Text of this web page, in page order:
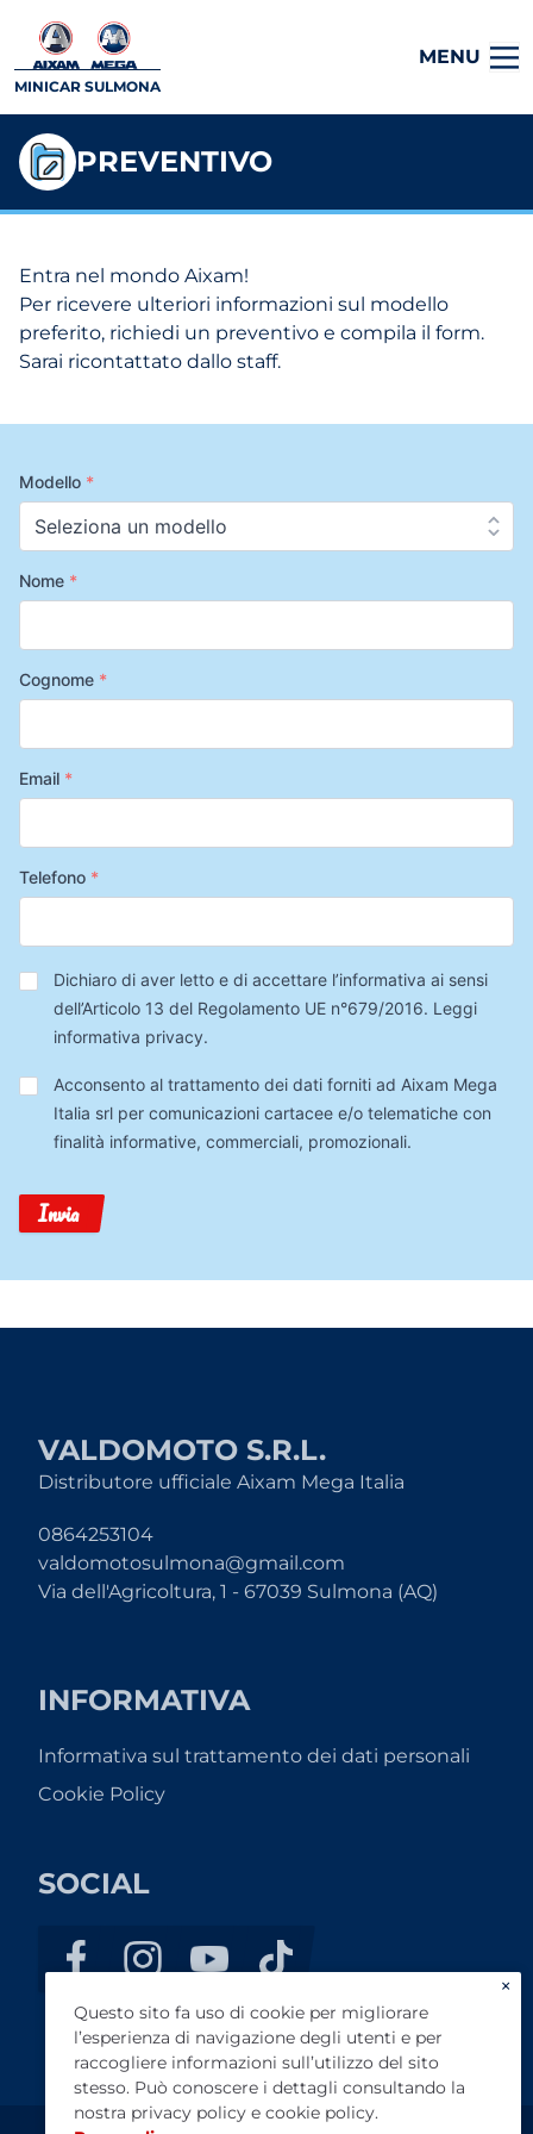
MINICAR SULMONA
MENU
PREVENTIVO
Entra nel mondo Aixam!
Per ricevere ulteriori informazioni sul modello
preferito, richiedi un preventivo e compila il form.
Sarai ricontattato dallo staff.
Modello *
Nome *
Cognome *
Email *
Telefono *
Privacy*
Dichiaro di aver letto e di accettare l’informativa ai sensi
dell’Articolo 13 del Regolamento UE n°679/2016. Leggi
informativa privacy.
Trattamento
Dati
Acconsento al trattamento dei dati forniti ad Aixam Mega
Italia srl per comunicazioni cartacee e/o telematiche con
finalità informative, commerciali, promozionali.
Invia
VALDOMOTO S.R.L.
Distributore ufficiale Aixam Mega Italia
0864253104
valdomotosulmona@gmail.com
Via dell'Agricoltura, 1 - 67039 Sulmona (AQ)
INFORMATIVA
Informativa sul trattamento dei dati personali
Cookie Policy
SOCIAL
×
Questo sito fa uso di cookie per migliorare
l’esperienza di navigazione degli utenti e per
raccogliere informazioni sull’utilizzo del sito
stesso. Può conoscere i dettagli consultando la
nostra privacy policy e cookie policy.